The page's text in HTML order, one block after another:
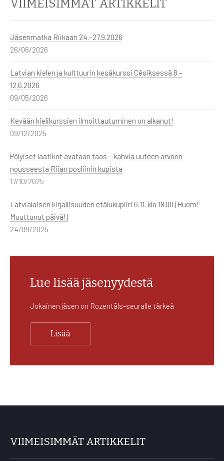
VIIMEISIMMÄT ARTIKKELIT
Jäsenmatka Riikaan 24.–27.9.2026
26/06/2026
Latvian kielen ja kulttuurin kesäkurssi Cēsiksessä 8.–
12.6.2026
09/05/2026
Kevään kielikurssien ilmoittautuminen on alkanut!
09/12/2025
Pölyiset laatikot avataan taas – kahvia uuteen arvoon
nousseesta Riian posliinin kupista
17/10/2025
Latvialaisen kirjallisuuden etälukupiiri 6.11. klo 18.00 (Huom!
Muuttunut päivä!)
24/09/2025
Lue lisää jäsenyydestä
Jokainen jäsen on Rozentāls-seuralle tärkeä
Lisää
VIIMEISIMMÄT ARTIKKELIT